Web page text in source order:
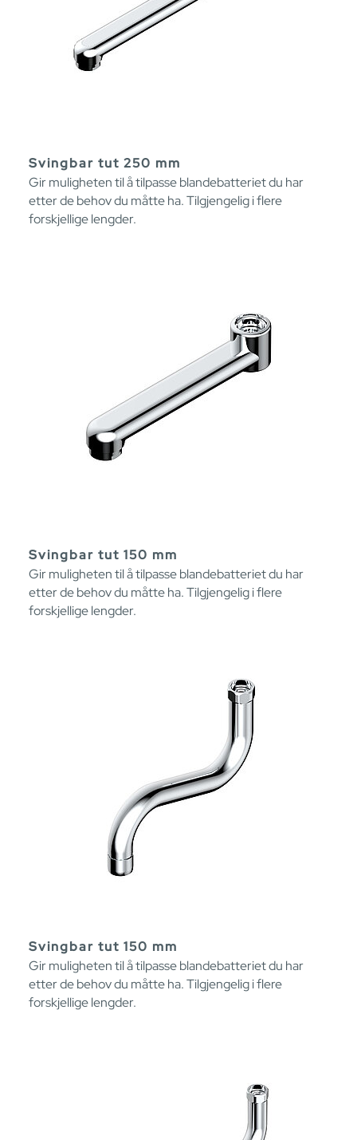
Svingbar tut 250 mm
Gir muligheten til å tilpasse blandebatteriet du har
etter de behov du måtte ha. Tilgjengelig i flere
forskjellige lengder.
Svingbar tut 150 mm
Gir muligheten til å tilpasse blandebatteriet du har
etter de behov du måtte ha. Tilgjengelig i flere
forskjellige lengder.
Svingbar tut 150 mm
Gir muligheten til å tilpasse blandebatteriet du har
etter de behov du måtte ha. Tilgjengelig i flere
forskjellige lengder.